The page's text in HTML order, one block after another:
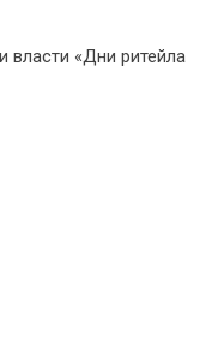
«Дни ритейла